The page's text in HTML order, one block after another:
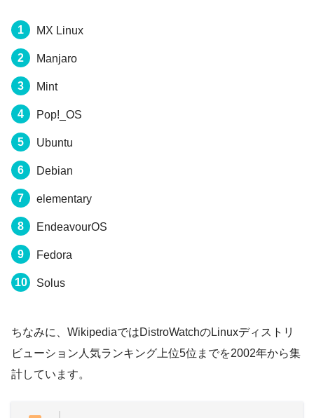
MX Linux
Manjaro
Mint
Pop!_OS
Ubuntu
Debian
elementary
EndeavourOS
Fedora
Solus
ちなみに、WikipediaではDistroWatchのLinuxディストリ
ビューション人気ランキング上位5位までを2002年から集
計しています。